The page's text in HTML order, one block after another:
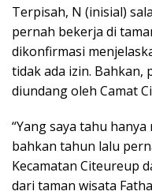
Terpisah, N (inisial)
pernah bekerja di
dikonfirmasi
tidak ada izin. Bahkan,
diundang oleh Camat
“Yang saya tahu
bahkan tahun lalu
Kecamatan Citeureup
dari taman wisata